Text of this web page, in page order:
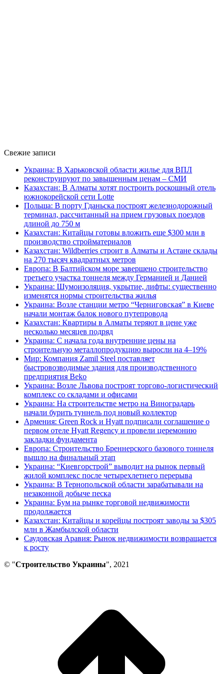
Свежие записи
Украина: В Харьковской области жилье для ВПЛ
реконструируют по завышенным ценам – СМИ
Казахстан: В Алматы хотят построить роскошный отель
южнокорейской сети Lotte
Польша: В порту Гданьска построят железнодорожный
терминал, рассчитанный на прием грузовых поездов
длиной до 750 м
Казахстан: Китайцы готовы вложить еще $300 млн в
производство стройматериалов
Казахстан: Wildberries строит в Алматы и Астане склады
на 270 тысяч квадратных метров
Европа: В Балтийском море завершено строительство
третьего участка тоннеля между Германией и Данией
Украина: Шумоизоляция, укрытие, лифты: существенно
изменятся нормы строительства жилья
Украина: Возле станции метро “Черниговская” в Киеве
начали монтаж балок нового путепровода
Казахстан: Квартиры в Алматы теряют в цене уже
несколько месяцев подряд
Украина: С начала года внутренние цены на
строительную металлопродукцию выросли на 4–19%
Мир: Компания Zamil Steel поставляет
быстровозводимые здания для производственного
предприятия Beko
Украина: Возле Львова построят торгово-логистический
комплекс со складами и офисами
Украина: На строительстве метро на Виноградарь
начали бурить туннель под новый коллектор
Армения: Green Rock и Hyatt подписали соглашение о
первом отеле Hyatt Regency и провели церемонию
закладки фундамента
Европа: Строительство Бреннерского базового тоннеля
вышло на финальный этап
Украина: “Киевгорстрой” выводит на рынок первый
жилой комплекс после четырехлетнего перерыва
Украина: В Тернопольской области зарабатывали на
незаконной добыче песка
Украина: Бум на рынке торговой недвижимости
продолжается
Казахстан: Китайцы и корейцы построят заводы за $305
млн в Жамбылской области
Саудовская Аравия: Рынок недвижимости возвращается
к росту
© "Строительство Украины", 2021